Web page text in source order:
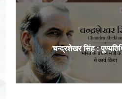
चन्द्रशेखर सिंह :